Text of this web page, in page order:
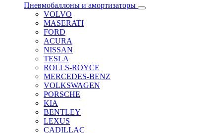
Пневмобаллоны и амортизаторы
VOLVO
MASERATI
FORD
ACURA
NISSAN
TESLA
ROLLS-ROYCE
MERCEDES-BENZ
VOLKSWAGEN
PORSCHE
KIA
BENTLEY
LEXUS
CADILLAC